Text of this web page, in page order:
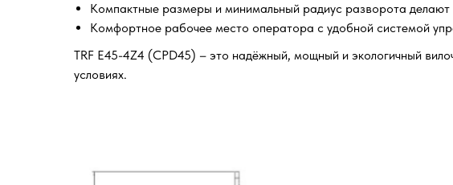
Компактные размеры и минимальный радиус разворота
Комфортное рабочее место оператора с удобной системой
TRF E45-4Z4 (CPD45) – это надёжный, мощный и экологичный
условиях.